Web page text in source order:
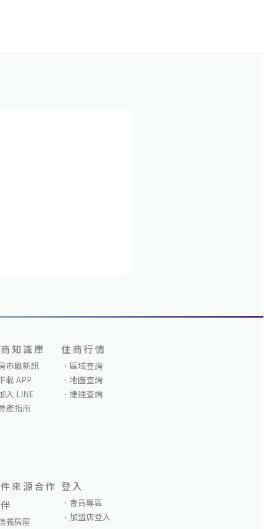
知識庫
市最新訊
載 APP
入 LINE
產指南
住商行情
區域查詢
地圖查詢
捷運查詢
來源合作
義房屋
登入
會員專區
加盟店登入